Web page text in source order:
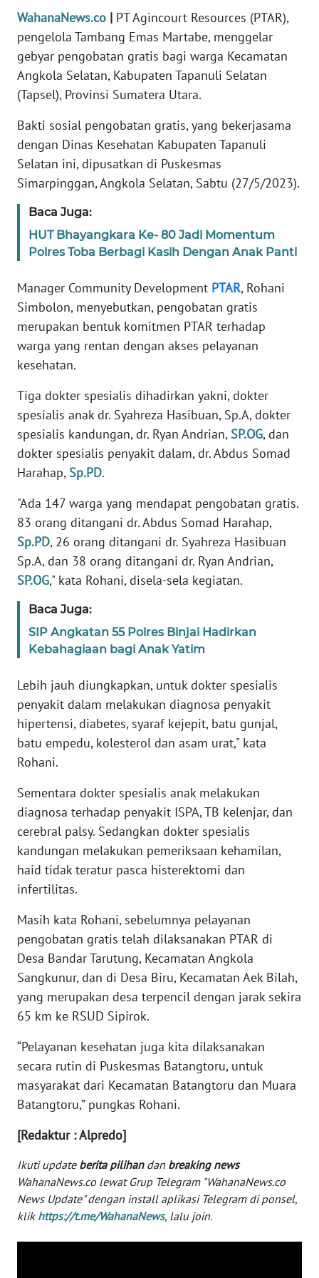
WahanaNews.co | PT Agincourt Resources (PTAR),
pengelola Tambang Emas Martabe, menggelar
gebyar pengobatan gratis bagi warga Kecamatan
Angkola Selatan, Kabupaten Tapanuli Selatan
(Tapsel), Provinsi Sumatera Utara.
Bakti sosial pengobatan gratis, yang bekerjasama
dengan Dinas Kesehatan Kabupaten Tapanuli
Selatan ini, dipusatkan di Puskesmas
Simarpinggan, Angkola Selatan, Sabtu (27/5/2023).
Baca Juga:
HUT Bhayangkara Ke- 80 Jadi Momentum
Polres Toba Berbagi Kasih Dengan Anak Panti
Manager Community Development PTAR, Rohani
Simbolon, menyebutkan, pengobatan gratis
merupakan bentuk komitmen PTAR terhadap
warga yang rentan dengan akses pelayanan
kesehatan.
Tiga dokter spesialis dihadirkan yakni, dokter
spesialis anak dr. Syahreza Hasibuan, Sp.A, dokter
spesialis kandungan, dr. Ryan Andrian, SP.OG, dan
dokter spesialis penyakit dalam, dr. Abdus Somad
Harahap, Sp.PD.
"Ada 147 warga yang mendapat pengobatan gratis.
83 orang ditangani dr. Abdus Somad Harahap,
Sp.PD, 26 orang ditangani dr. Syahreza Hasibuan
Sp.A, dan 38 orang ditangani dr. Ryan Andrian,
SP.OG," kata Rohani, disela-sela kegiatan.
Baca Juga:
SIP Angkatan 55 Polres Binjai Hadirkan
Kebahagiaan bagi Anak Yatim
Lebih jauh diungkapkan, untuk dokter spesialis
penyakit dalam melakukan diagnosa penyakit
hipertensi, diabetes, syaraf kejepit, batu gunjal,
batu empedu, kolesterol dan asam urat," kata
Rohani.
Sementara dokter spesialis anak melakukan
diagnosa terhadap penyakit ISPA, TB kelenjar, dan
cerebral palsy. Sedangkan dokter spesialis
kandungan melakukan pemeriksaan kehamilan,
haid tidak teratur pasca histerektomi dan
infertilitas.
Masih kata Rohani, sebelumnya pelayanan
pengobatan gratis telah dilaksanakan PTAR di
Desa Bandar Tarutung, Kecamatan Angkola
Sangkunur, dan di Desa Biru, Kecamatan Aek Bilah,
yang merupakan desa terpencil dengan jarak sekira
65 km ke RSUD Sipirok.
“Pelayanan kesehatan juga kita dilaksanakan
secara rutin di Puskesmas Batangtoru, untuk
masyarakat dari Kecamatan Batangtoru dan Muara
Batangtoru,” pungkas Rohani.
[Redaktur : Alpredo]
Ikuti update berita pilihandan breaking news
WahanaNews.co lewat Grup Telegram "WahanaNews.co
News Update" dengan install aplikasi Telegram di ponsel,
klik https://t.me/WahanaNews, lalu join.
INDEKS
BERITA
KONTAK
KAMI
INFO
IKLAN
TENTANG
KAMI
PEDOMAN
REDAKSI
KARIR
DISCLAIMER
News
Regional
SUMUT
WN
JAKARTA
JABAR
WN
WN
KEPRI
WN
PAPUA
PAPUA
BARAT
RIAU
WN
SERAMBI
JAMBI
WN
SULTRA
WN
WN
SULTENG
WN